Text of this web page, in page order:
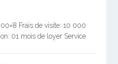
Frais de visite: 10 000
01 mois de loyer Service